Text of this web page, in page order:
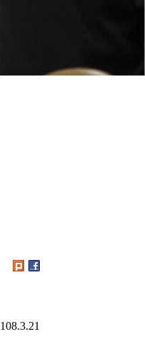
108.3.21